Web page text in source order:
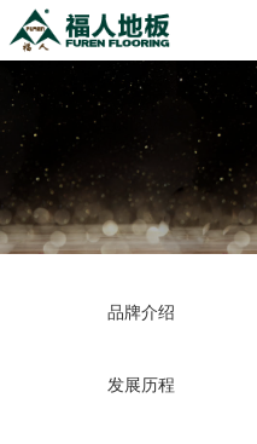
品牌介绍
发展历程